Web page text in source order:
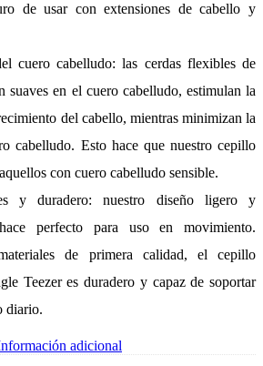
de usar con extensiones de cabello y
cuero cabelludo: las cerdas flexibles de
suaves en el cuero cabelludo, estimulan la
del cabello, mientras minimizan la
cabelludo. Esto hace que nuestro cepillo
con cuero cabelludo sensible.
y duradero: nuestro diseño ligero y
perfecto para uso en movimiento.
de primera calidad, el cepillo
Teezer es duradero y capaz de soportar
diario.
adicional